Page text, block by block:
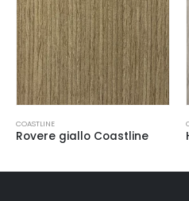
COASTLINE
Hypster Oak Coastline